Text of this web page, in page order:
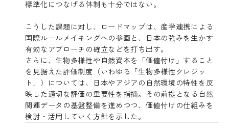
標準化につなげる体制も十分ではない。
こうした課題に対し、ロードマップは、産学連携による
国際ルールメイキングへの参画と、日本の強みを生かす
有効なアプローチの確立などを打ち出す。
さらに、生物多様性や自然資本を「価値付け」すること
を見据えた評価制度（いわゆる「生物多様性クレジッ
ト」）については、日本やアジアの自然環境の特性を反
映した適切な評価の重要性を指摘。その前提となる自然
関連データの基盤整備を進めつつ、価値付けの仕組みを
検討・活用していく方針を示した。